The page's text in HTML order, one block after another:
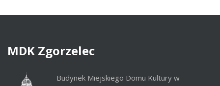
MDK Zgorzelec
Budynek Miejskiego Domu Kultury w